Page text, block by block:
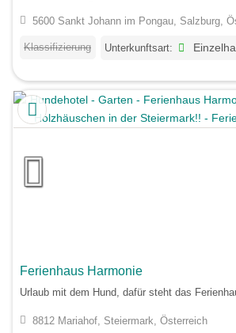
5600 Sankt Johann im Pongau, Salzburg,
Klassifizierung Unterkunftsart:
Ferienhaus Harmonie
Urlaub mit dem Hund, dafür steht das
8812 Mariahof, Steiermark, Österreich